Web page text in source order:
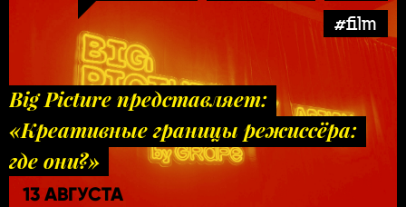
#film
Big Picture представляет:
«Креативные границы режиссёра:
где они?»
13 АВГУСТА